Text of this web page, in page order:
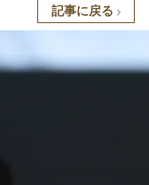
記事に戻る